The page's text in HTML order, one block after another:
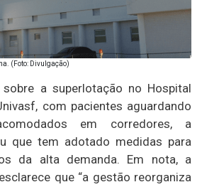
(Foto: Divulgação)
a superlotação no Hospital
com pacientes aguardando
em corredores, a
que tem adotado medidas para
da alta demanda. Em nota, a
que “a gestão reorganiza